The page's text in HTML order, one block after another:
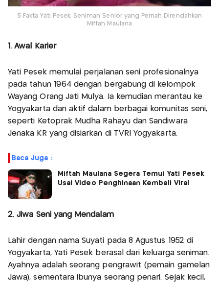
5 Fakta Yati Pesek, Seniman Senior yang Pernah Direndahkan
Miftah Maulana
1. Awal Karier
Yati Pesek memulai perjalanan seni profesionalnya
pada tahun 1964 dengan bergabung di kelompok
Wayang Orang Jati Mulya. Ia kemudian merantau ke
Yogyakarta dan aktif dalam berbagai komunitas seni,
seperti Ketoprak Mudha Rahayu dan Sandiwara
Jenaka KR yang disiarkan di TVRI Yogyakarta.
Baca Juga :
Miftah Maulana Segera Temui Yati Pesek
Usai Video Penghinaan Kembali Viral
2. Jiwa Seni yang Mendalam
Lahir dengan nama Suyati pada 8 Agustus 1952 di
Yogyakarta, Yati Pesek berasal dari keluarga seniman.
Ayahnya adalah seorang pengrawit (pemain gamelan
Jawa), sementara ibunya seorang penari. Sejak kecil,